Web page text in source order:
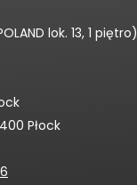
lok. 13, 1 piętro)
Płock